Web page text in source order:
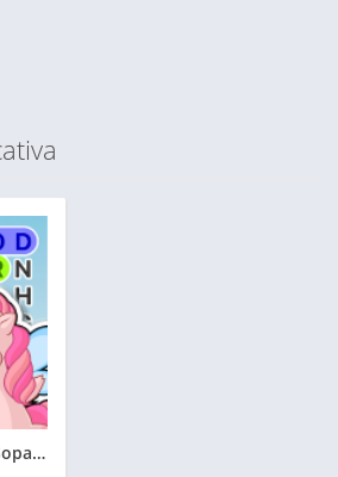
Juegos Educativos. Sopa de letras